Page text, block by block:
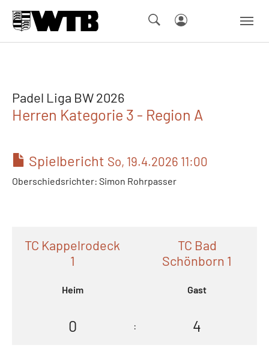
Padel Liga BW 2026
Herren Kategorie 3 - Region A
Spielbericht So, 19.4.2026 11:00
Oberschiedsrichter: Simon Rohrpasser
TC Kappelrodeck
1
Heim
TC Bad
Schönborn 1
Gast
0 : 4